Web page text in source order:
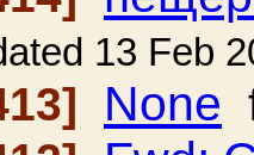
13 Feb
None